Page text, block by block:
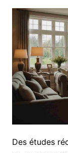
Des études